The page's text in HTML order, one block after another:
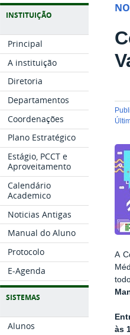
INSTITUIÇÃO
Principal
A instituição
Diretoria
Departamentos
Coordenações
Plano Estratégico
Estágio, PCCT e
Aproveitamento
Calendário
Academico
Noticias Antigas
Manual do Aluno
Protocolo
E-Agenda
SISTEMAS
Alunos
A
às